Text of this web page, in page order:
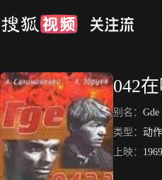
042
别名： Gde
类型： 动
上映： 1969